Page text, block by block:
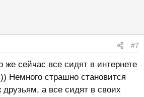
#7
же сейчас все сидят в интернете
Немного страшно становится
друзьям, а все сидят в своих